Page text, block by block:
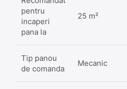
pentru
incaperi
pana la
25 m²
Tip panou
de comanda
Mecanic